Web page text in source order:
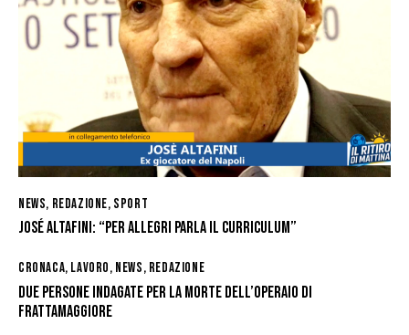
NEWS, REDAZIONE, SPORT
JOSÉ ALTAFINI: “PER ALLEGRI PARLA IL CURRICULUM”
CRONACA, LAVORO, NEWS, REDAZIONE
DUE PERSONE INDAGATE PER LA MORTE DELL’OPERAIO DI
FRATTAMAGGIORE